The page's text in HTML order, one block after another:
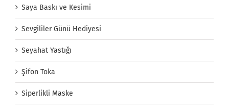
Saya Baskı ve Kesimi
Sevgililer Günü Hediyesi
Seyahat Yastığı
Şifon Toka
Siperlikli Maske